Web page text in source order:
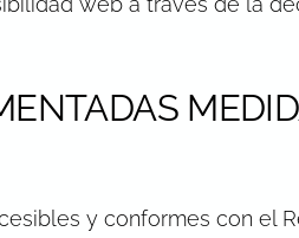
y conformes con el